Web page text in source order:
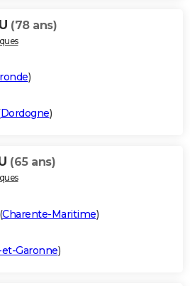
(78 ans)
)
Dordogne)
(65 ans)
(Charente-Maritime)
Garonne)